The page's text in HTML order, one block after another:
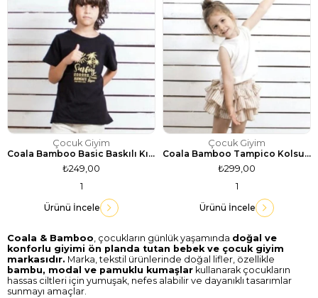
Çocuk Giyim
Coala Bamboo Basic Baskılı Kısa Kol Çocuk Tişört-Siyah
1
₺249,00
Ürünü İncele
Çocuk Giyim
Coala Bamboo Tampico Kolsuz Kız Çocuk Tişört - Ekru
1
₺299,00
Ürünü İncele
Coala & Bamboo, çocukların günlük yaşamında doğal ve
konforlu giyimi ön planda tutan bebek ve çocuk giyim
markasıdır. Marka, tekstil ürünlerinde doğal lifler, özellikle
bambu, modal ve pamuklu kumaşlar kullanarak çocukların
hassas ciltleri için yumuşak, nefes alabilir ve dayanıklı tasarımlar
sunmayı amaçlar.